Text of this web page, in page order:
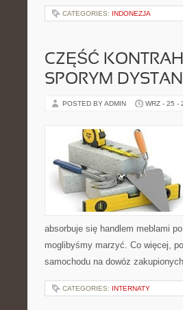
CATEGORIES: INDONEZJA
CZĘŚĆ
SPORYM
POSTED BY ADMIN WRZ - 25 -
absorbuje się handlem meblami
moglibyśmy marzyć. Co więcej,
samochodu na dowóz
CATEGORIES: INTERNATY